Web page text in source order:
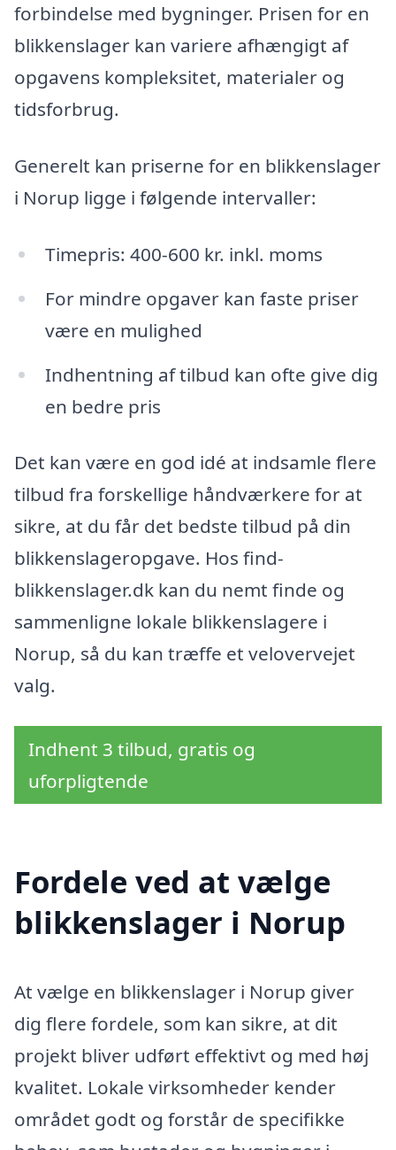
forbindelse med bygninger. Prisen for en
blikkenslager kan variere afhængigt af
opgavens kompleksitet, materialer og
tidsforbrug.
Generelt kan priserne for en blikkenslager
i Norup ligge i følgende intervaller:
Timepris: 400-600 kr. inkl. moms
For mindre opgaver kan faste priser
være en mulighed
Indhentning af tilbud kan ofte give dig
en bedre pris
Det kan være en god idé at indsamle flere
tilbud fra forskellige håndværkere for at
sikre, at du får det bedste tilbud på din
blikkenslageropgave. Hos find-
blikkenslager.dk kan du nemt finde og
sammenligne lokale blikkenslagere i
Norup, så du kan træffe et velovervejet
valg.
Indhent 3 tilbud, gratis og
uforpligtende
Fordele ved at vælge
blikkenslager i Norup
At vælge en blikkenslager i Norup giver
dig flere fordele, som kan sikre, at dit
projekt bliver udført effektivt og med høj
kvalitet. Lokale virksomheder kender
området godt og forstår de specifikke